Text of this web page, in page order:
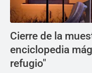
Cierre de la
enciclopedia
refugio"